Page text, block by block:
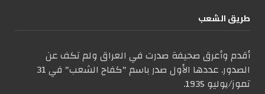
طریق الشعب
أقدم وأعرق صحيفة صدرت في العراق ولم تكف عن
الصدور. عددها الأول صدر باسم "كفاح الشعب" في 31
تموز/يوليو 1935.